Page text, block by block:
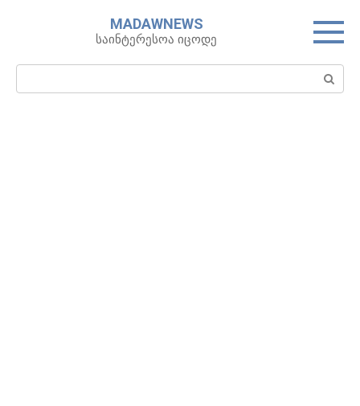
MADAWNEWS
საინტერესოა იცოდე
Search: